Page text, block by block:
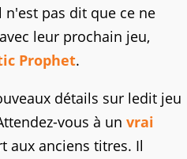
n'est pas dit que ce ne
leur prochain jeu,
Prophet.
détails sur ledit jeu
vous à un vrai
aux anciens titres. Il